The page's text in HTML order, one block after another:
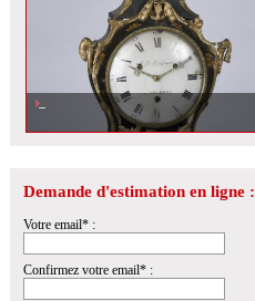
Demande d'estimation en ligne :
Votre email* :
Confirmez votre email* :